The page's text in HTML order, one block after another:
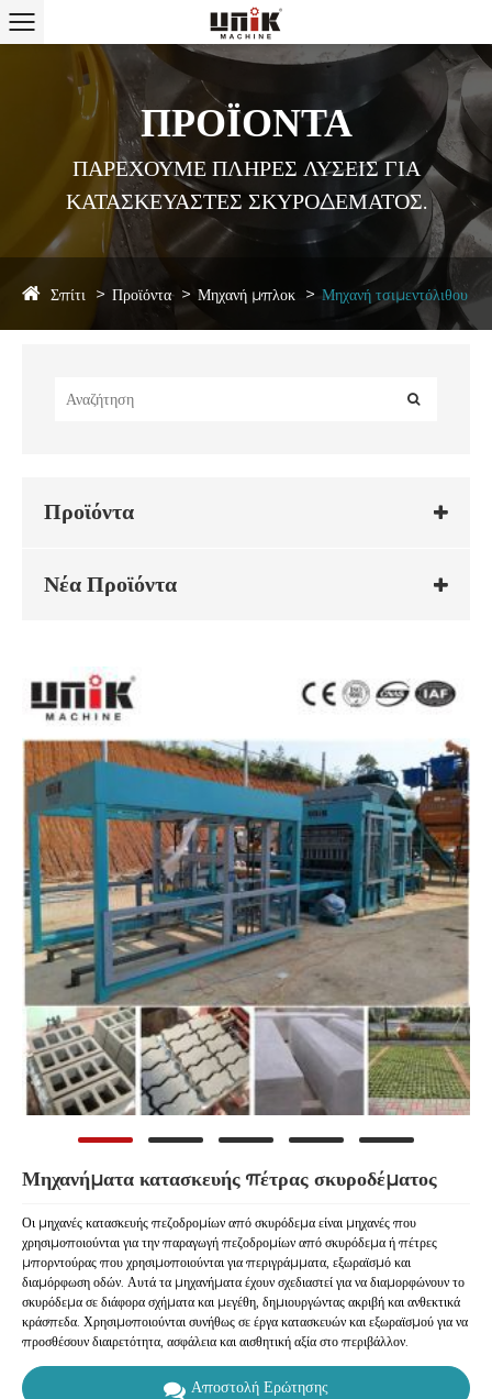
ΠΡΟΪΟΝΤΑ
ΠΑΡΕΧΟΥΜΕ ΠΛΗΡΕΣ ΛΥΣΕΙΣ ΓΙΑ
ΚΑΤΑΣΚΕΥΑΣΤΕΣ ΣΚΥΡΟΔΕΜΑΤΟΣ.
Σπίτι Προϊόντα Μηχανή μπλοκ Μηχανή τσιμεντόλιθου
Προϊόντα
Νέα Προϊόντα
Μηχανήματα κατασκευής πέτρας σκυροδέματος
Οι μηχανές κατασκευής πεζοδρομίων από σκυρόδεμα είναι μηχανές που
χρησιμοποιούνται για την παραγωγή πεζοδρομίων από σκυρόδεμα ή πέτρες
μπορντούρας που χρησιμοποιούνται για περιγράμματα, εξωραϊσμό και
διαμόρφωση οδών. Αυτά τα μηχανήματα έχουν σχεδιαστεί για να διαμορφώνουν το
σκυρόδεμα σε διάφορα σχήματα και μεγέθη, δημιουργώντας ακριβή και ανθεκτικά
κράσπεδα. Χρησιμοποιούνται συνήθως σε έργα κατασκευών και εξωραϊσμού για να
προσθέσουν διαιρετότητα, ασφάλεια και αισθητική αξία στο περιβάλλον.
Αποστολή Ερώτησης